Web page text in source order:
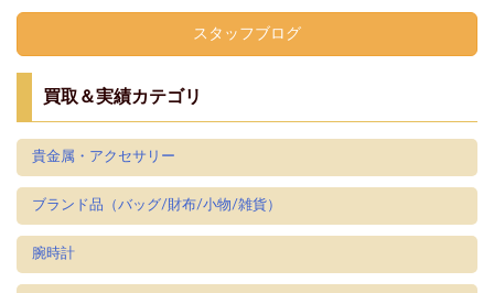
スタッフブログ
買取＆実績カテゴリ
貴金属・アクセサリー
ブランド品（バッグ/財布/小物/雑貨）
腕時計